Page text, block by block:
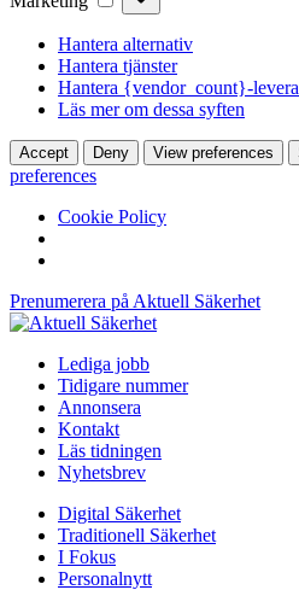
Hantera alternativ
Hantera tjänster
Hantera {vendor_count}-
Läs mer om dessa syften
Accept Deny View preferences
preferences
Cookie Policy
Prenumerera på Aktuell Säkerhet
Lediga jobb
Tidigare nummer
Annonsera
Kontakt
Läs tidningen
Nyhetsbrev
Digital Säkerhet
Traditionell Säkerhet
I Fokus
Personalnytt